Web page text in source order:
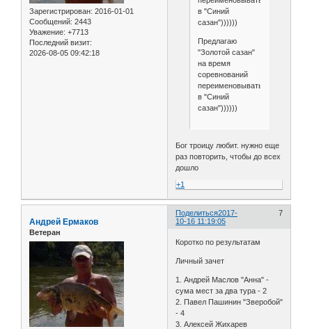
Зарегистрирован: 2016-01-01
Сообщений: 2443
Уважение: +7713
Последний визит:
2026-08-05 09:42:18
в "Синий
сазан"))))))
Предлагаю
"Золотой сазан"
на время
соревнований
переименовывать
в "Синий
сазан"))))))
Бог троицу любит. нужно еще
раз повторить, чтобы до всех
дошло
+1
Поделиться 7
2017-
10-16 11:19:05
Андрей Ермаков
Ветеран
Коротко по результатам
Личный зачет
1. Андрей Маслов "Анна" -
сума мест за два тура - 2
2. Павел Пашинин "Зверобой"
- 4
3. Алексей Жихарев